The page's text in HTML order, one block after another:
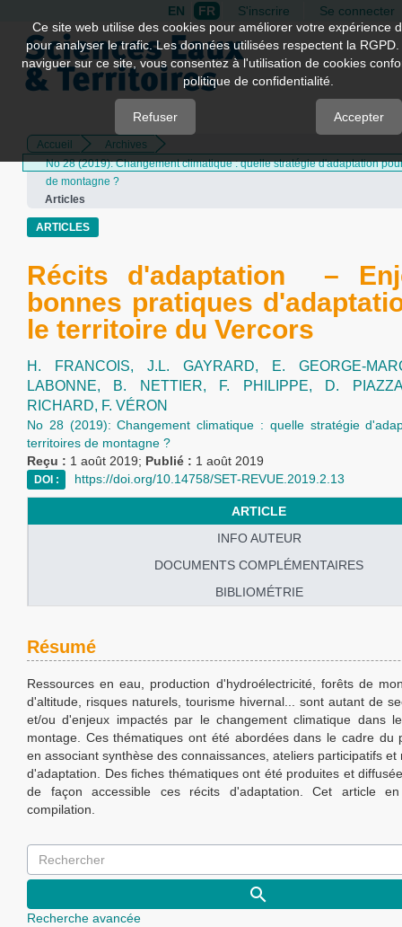
Quick
jump
page
Main
Navigation
Main
Content
Sidebar
EN FR S'inscrire Se connecter
Accueil
Archives
No 28 (2019): Changement climatique : quelle stratégie d'adaptation
de montagne ?
Articles
ARTICLES
Récits d'adaptation –
bonnes pratiques
le territoire du Vercors
H. FRANCOIS, J.L. GAYRARD,
E. GEORGE-
LABONNE, B. NETTIER, F. PHILIPPE,
D.
RICHARD, F. VÉRON
No 28 (2019): Changement climatique : quelle stratégie
territoires de montagne ?
Reçu : 1 août 2019; Publié : 1 août 2019
DOI : https://doi.org/10.14758/SET-REVUE.2019.2.13
ARTICLE
INFO AUTEUR
DOCUMENTS COMPLÉMENTAIRES
BIBLIOMÉTRIE
Résumé
Ressources en eau, production d'hydroélectricité, forêts de
d'altitude, risques naturels, tourisme hivernal... sont autant de
et/ou d'enjeux impactés par le changement climatique dans
montage. Ces thématiques ont été abordées dans le cadre du
en associant synthèse des connaissances, ateliers participatifs et
d'adaptation. Des fiches thématiques ont été produites et
de façon accessible ces récits d'adaptation. Cet article
compilation.
Recherche avancée
Ce site web utilise des cookies pour améliorer votre expérience
pour analyser le trafic. Les données utilisées respectent la
naviguer sur ce site, vous consentez à l'utilisation de cookies
politique de confidentialité.
Refuser Accepter